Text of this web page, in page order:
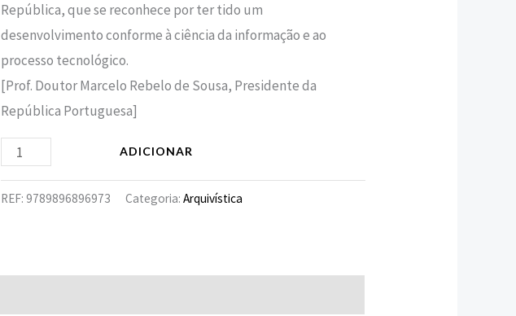
República, que se reconhece por ter tido um
desenvolvimento conforme à ciência da informação e ao
processo tecnológico.
[Prof. Doutor Marcelo Rebelo de Sousa, Presidente da
República Portuguesa]
ADICIONAR
REF: 9789896896973 Categoria: Arquivística